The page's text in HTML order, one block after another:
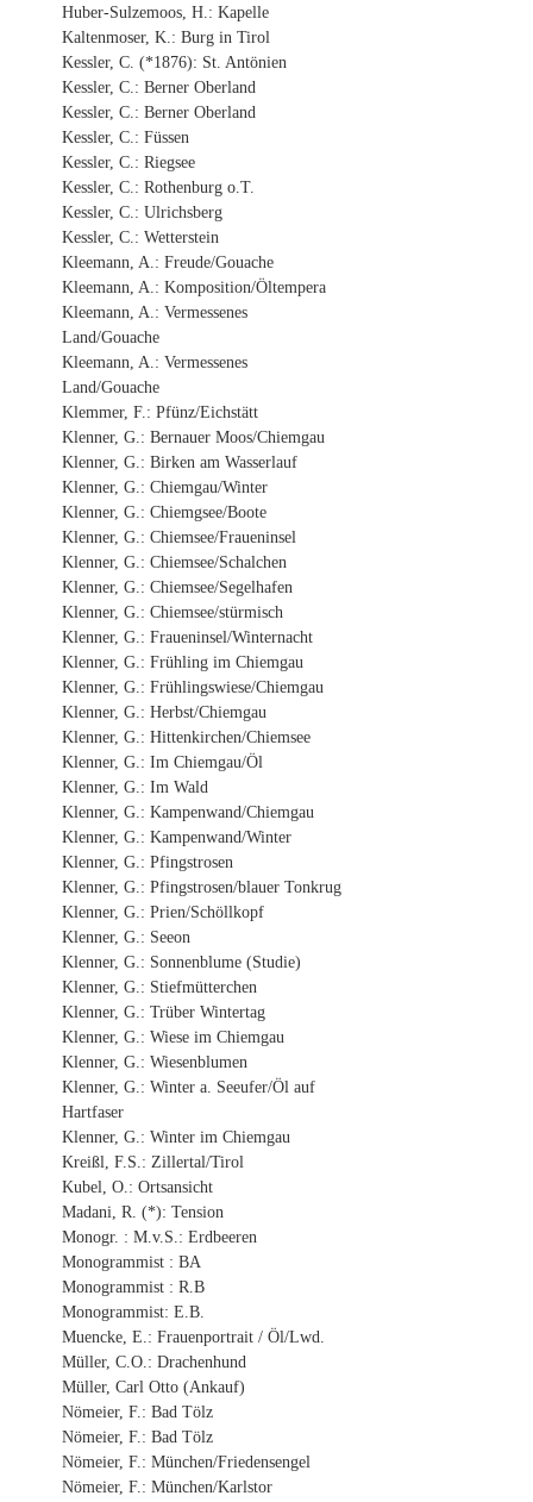
Huber-Sulzemoos, H.: Kapelle
Kaltenmoser, K.: Burg in Tirol
Kessler, C. (*1876): St. Antönien
Kessler, C.: Berner Oberland
Kessler, C.: Berner Oberland
Kessler, C.: Füssen
Kessler, C.: Riegsee
Kessler, C.: Rothenburg o.T.
Kessler, C.: Ulrichsberg
Kessler, C.: Wetterstein
Kleemann, A.: Freude/Gouache
Kleemann, A.: Komposition/Öltempera
Kleemann, A.: Vermessenes
Land/Gouache
Kleemann, A.: Vermessenes
Land/Gouache
Klemmer, F.: Pfünz/Eichstätt
Klenner, G.: Bernauer Moos/Chiemgau
Klenner, G.: Birken am Wasserlauf
Klenner, G.: Chiemgau/Winter
Klenner, G.: Chiemgsee/Boote
Klenner, G.: Chiemsee/Fraueninsel
Klenner, G.: Chiemsee/Schalchen
Klenner, G.: Chiemsee/Segelhafen
Klenner, G.: Chiemsee/stürmisch
Klenner, G.: Fraueninsel/Winternacht
Klenner, G.: Frühling im Chiemgau
Klenner, G.: Frühlingswiese/Chiemgau
Klenner, G.: Herbst/Chiemgau
Klenner, G.: Hittenkirchen/Chiemsee
Klenner, G.: Im Chiemgau/Öl
Klenner, G.: Im Wald
Klenner, G.: Kampenwand/Chiemgau
Klenner, G.: Kampenwand/Winter
Klenner, G.: Pfingstrosen
Klenner, G.: Pfingstrosen/blauer Tonkrug
Klenner, G.: Prien/Schöllkopf
Klenner, G.: Seeon
Klenner, G.: Sonnenblume (Studie)
Klenner, G.: Stiefmütterchen
Klenner, G.: Trüber Wintertag
Klenner, G.: Wiese im Chiemgau
Klenner, G.: Wiesenblumen
Klenner, G.: Winter a. Seeufer/Öl auf
Hartfaser
Klenner, G.: Winter im Chiemgau
Kreißl, F.S.: Zillertal/Tirol
Kubel, O.: Ortsansicht
Madani, R. (*): Tension
Monogr. : M.v.S.: Erdbeeren
Monogrammist : BA
Monogrammist : R.B
Monogrammist: E.B.
Muencke, E.: Frauenportrait / Öl/Lwd.
Müller, C.O.: Drachenhund
Müller, Carl Otto (Ankauf)
Nömeier, F.: Bad Tölz
Nömeier, F.: Bad Tölz
Nömeier, F.: München/Friedensengel
Nömeier, F.: München/Karlstor